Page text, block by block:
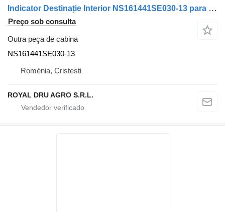
Indicator Destinație Interior NS161441SE030-13 para camião Volvo
Preço sob consulta
Outra peça de cabina
NS161441SE030-13
Roménia, Cristesti
ROYAL DRU AGRO S.R.L.